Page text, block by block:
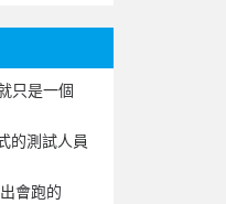
只是一個
的測試人員
會跑的